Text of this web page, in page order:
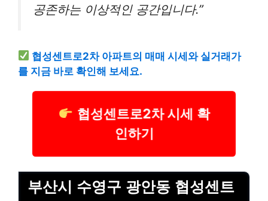
공존하는 이상적인 공간입니다.”
협성센트로2차 아파트의 매매 시세와 실거래가
를 지금 바로 확인해 보세요.
협성센트로2차 시세 확
인하기
부산시 수영구 광안동 협성센트